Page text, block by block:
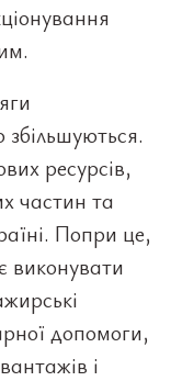
збільшуються.
ресурсів,
частин та
Попри це,
виконувати
допомоги,
і